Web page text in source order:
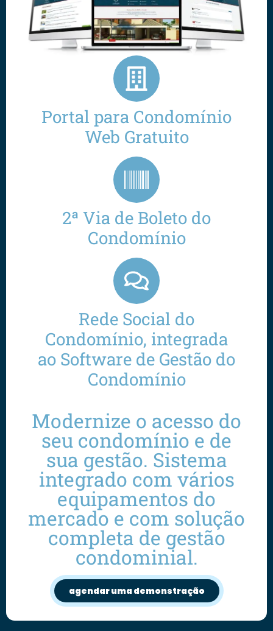
Portal para Condomínio
Web Gratuito
2ª Via de Boleto do
Condomínio
Rede Social do
Condomínio, integrada
ao Software de Gestão do
Condomínio
Modernize o acesso do
seu condomínio e de
sua gestão. Sistema
integrado com vários
equipamentos do
mercado e com solução
completa de gestão
condominial.
agendar uma demonstração